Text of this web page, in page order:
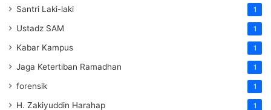
Santri Laki-laki 1
Ustadz SAM 1
Kabar Kampus 1
Jaga Ketertiban Ramadhan 1
forensik 1
H. Zakiyuddin Harahap 1